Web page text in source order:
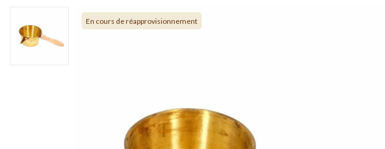
En cours de réapprovisionnement